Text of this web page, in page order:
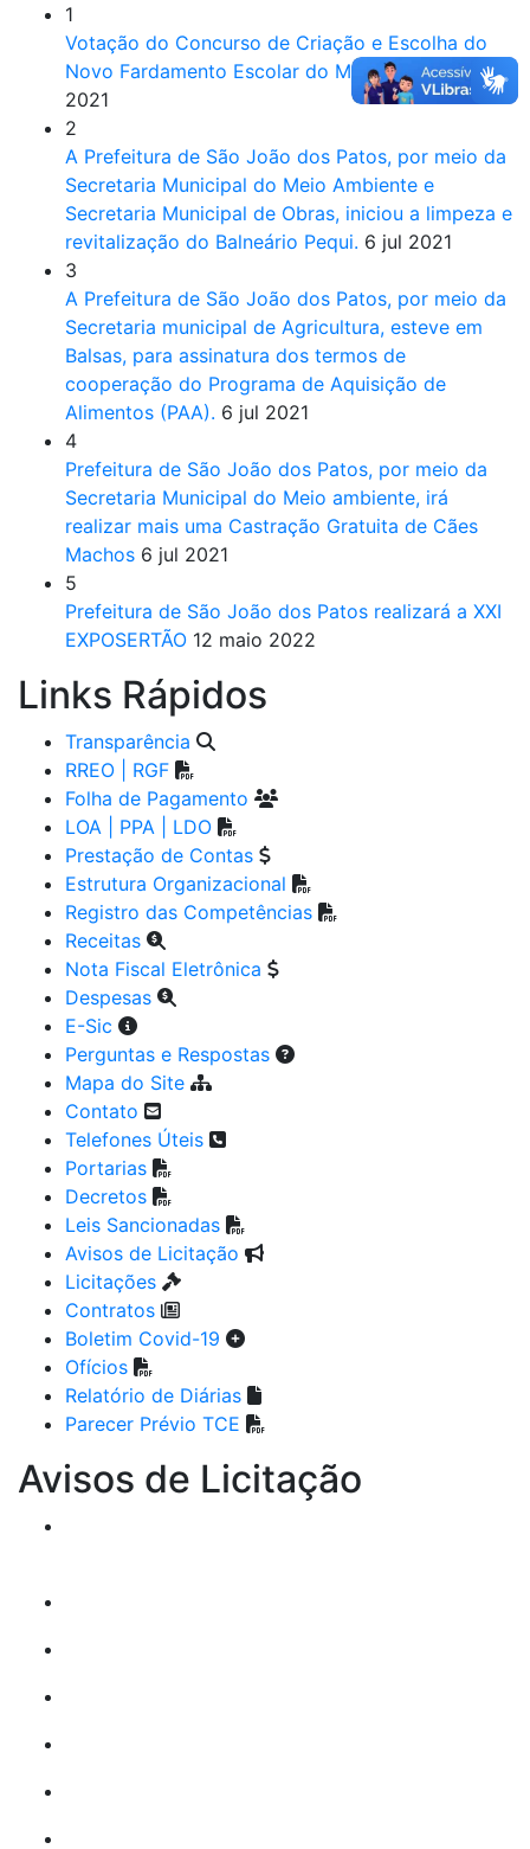
1
Votação do Concurso de Criação e Escolha do
Novo Fardamento Escolar do Município6 jul
2021
2
A Prefeitura de São João dos Patos, por meio da
Secretaria Municipal do Meio Ambiente e
Secretaria Municipal de Obras, iniciou a limpeza e
revitalização do Balneário Pequi. 6 jul 2021
3
A Prefeitura de São João dos Patos, por meio da
Secretaria municipal de Agricultura, esteve em
Balsas, para assinatura dos termos de
cooperação do Programa de Aquisição de
Alimentos (PAA). 6 jul 2021
4
Prefeitura de São João dos Patos, por meio da
Secretaria Municipal do Meio ambiente, irá
realizar mais uma Castração Gratuita de Cães
Machos 6 jul 2021
5
Prefeitura de São João dos Patos realizará a XXI
EXPOSERTÃO 12 maio 2022
Links Rápidos
Transparência
RREO | RGF
Folha de Pagamento
LOA | PPA | LDO
Prestação de Contas
Estrutura Organizacional
Registro das Competências
Receitas
Nota Fiscal Eletrônica
Despesas
E-Sic
Perguntas e Respostas
Mapa do Site
Contato
Telefones Úteis
Portarias
Decretos
Leis Sancionadas
Avisos de Licitação
Licitações
Contratos
Boletim Covid-19
Ofícios
Relatório de Diárias
Parecer Prévio TCE
Avisos de Licitação